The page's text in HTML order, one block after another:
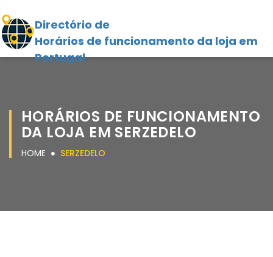
Directório de
Horários de funcionamento da loja em
Portugal
HORÁRIOS DE FUNCIONAMENTO
DA LOJA EM SERZEDELO
HOME SERZEDELO